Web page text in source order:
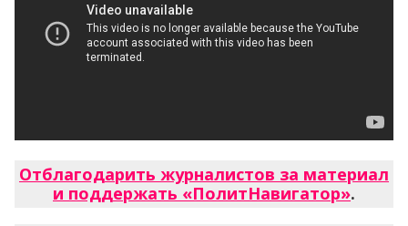
Отблагодарить журналистов за материал
и поддержать «ПолитНавигатор».